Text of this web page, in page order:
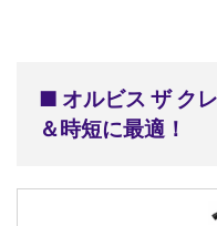
■ オルビス ザ ク
＆時短に最適！